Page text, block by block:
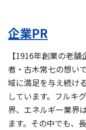
企業PR
【1916年創業の老
者・古木常七の想い
域に満足を与え続け
しています。フルキ
界、エネルギー業界
ます。その中でも、